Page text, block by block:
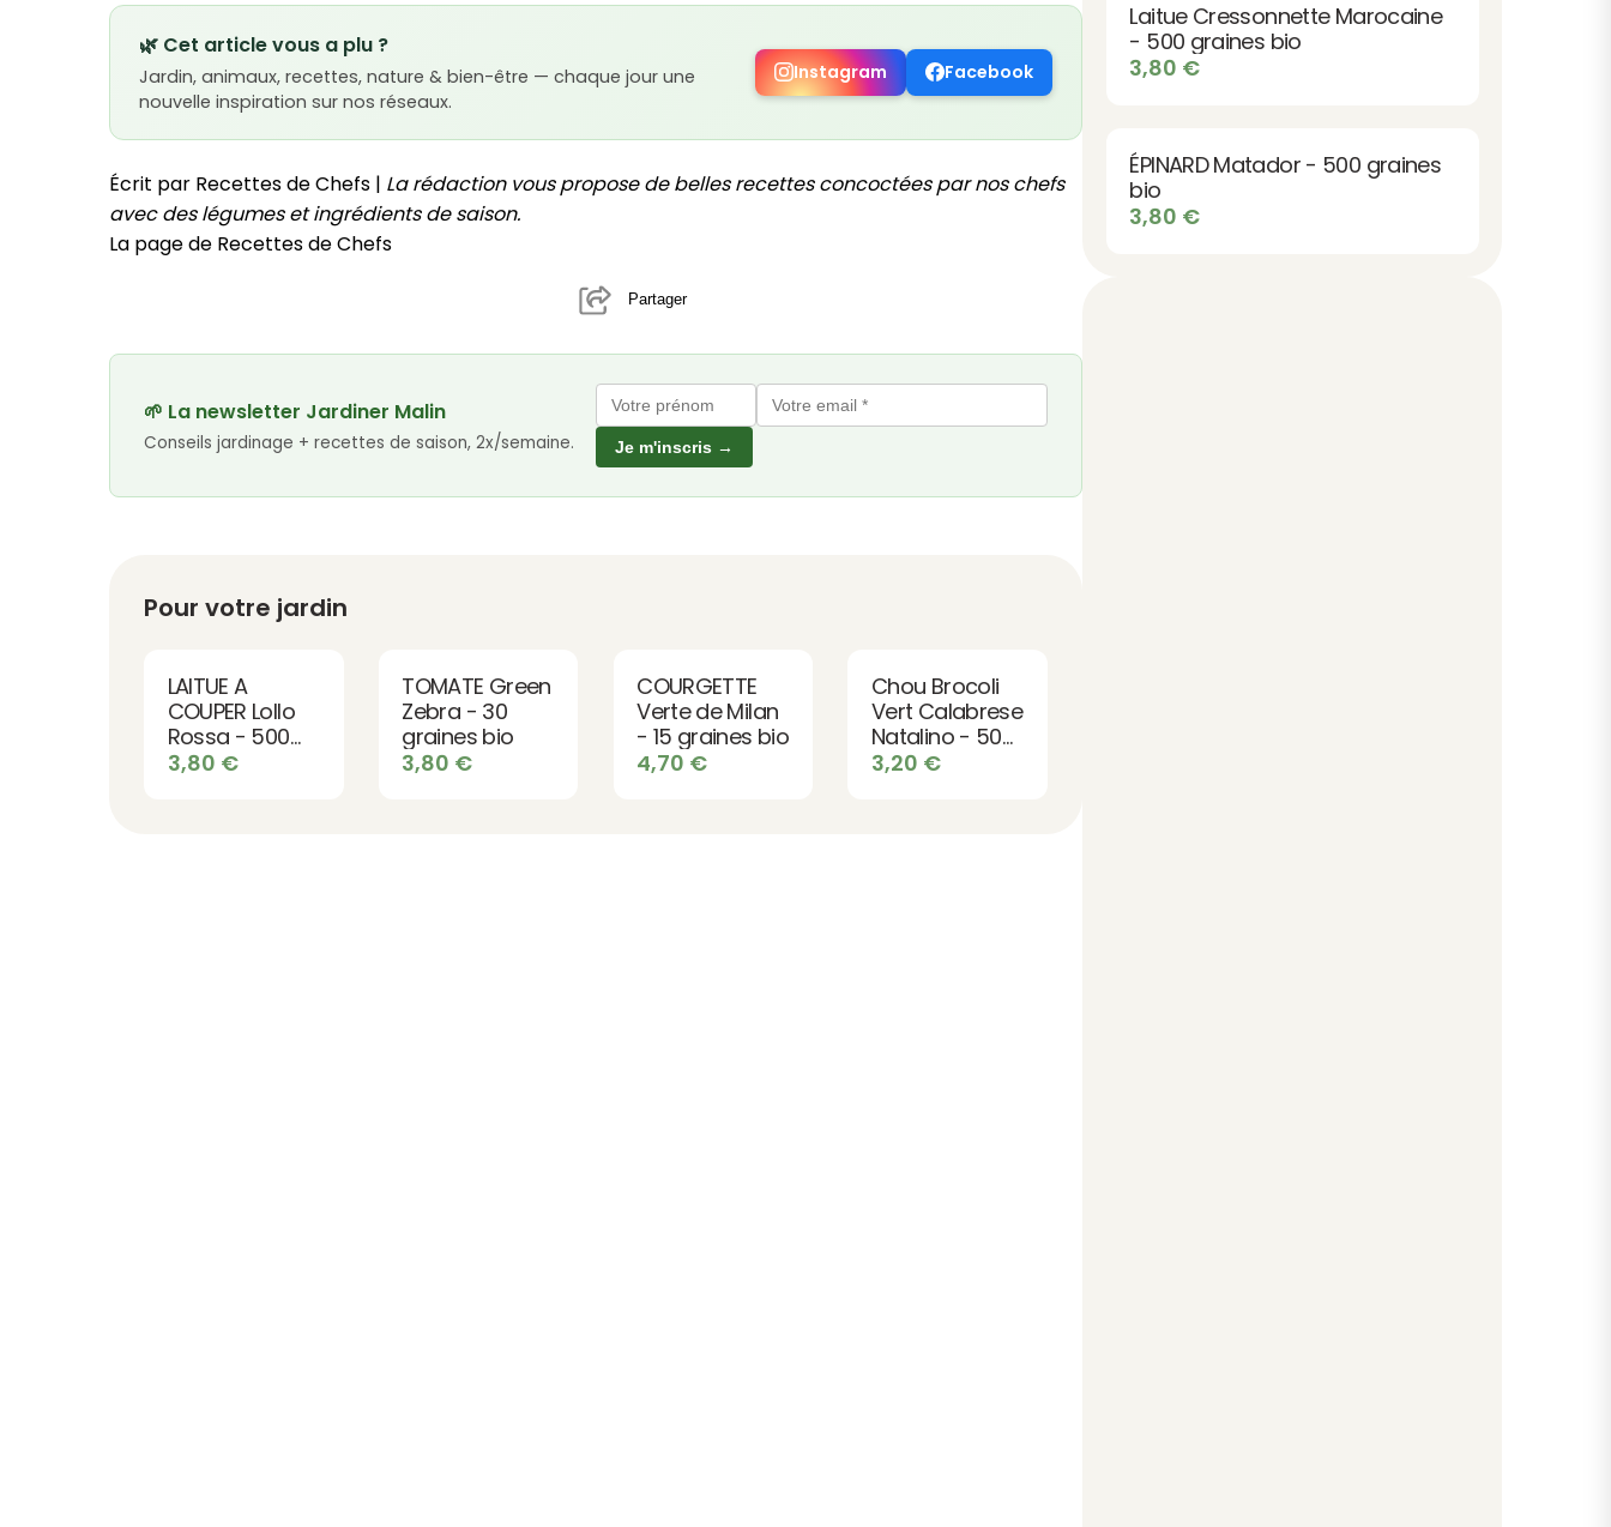
🌿 Cet article vous a plu ?
Jardin, animaux, recettes, nature & bien-être — chaque jour une
nouvelle inspiration sur nos réseaux.
Instagram Facebook
Écrit par Recettes de Chefs | La rédaction vous propose de belles recettes concoctées par nos chefs
avec des légumes et ingrédients de saison.
La page de Recettes de Chefs
Partager
🌱 La newsletter Jardiner Malin
Conseils jardinage + recettes de saison, 2x/semaine. Je m'inscris →
Pour votre jardin
LAITUE A
COUPER Lollo
Rossa - 500
graines bio
3,80 €
TOMATE Green
Zebra - 30
graines bio
3,80 €
COURGETTE
Verte de Milan
- 15 graines bio
4,70 €
Chou Brocoli
Vert Calabrese
Natalino - 50
graines bio
3,20 €
Laitue Cressonnette Marocaine
- 500 graines bio
3,80 €
ÉPINARD Matador - 500 graines
bio
3,80 €